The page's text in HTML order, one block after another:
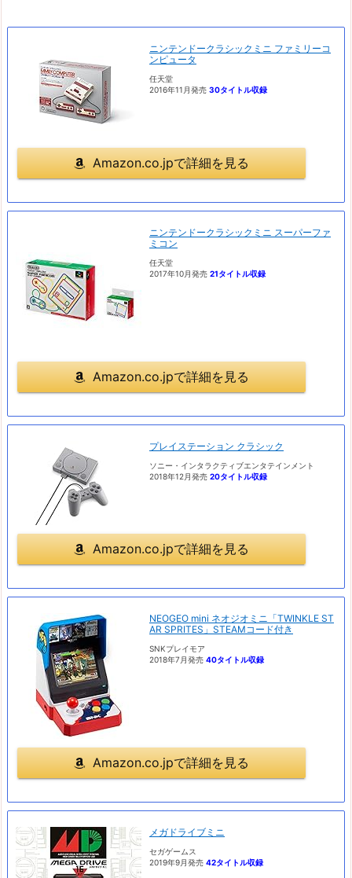
ニンテンドークラシックミニ ファミリーコ
ンピュータ
任天堂
2016年11月発売 30タイトル収録
Amazon.co.jpで詳細を見る
ニンテンドークラシックミニ スーパーファ
ミコン
任天堂
2017年10月発売 21タイトル収録
Amazon.co.jpで詳細を見る
プレイステーション クラシック
ソニー・インタラクティブエンタテインメント
2018年12月発売 20タイトル収録
Amazon.co.jpで詳細を見る
NEOGEO mini ネオジオミニ「TWINKLE ST
AR SPRITES」STEAMコード付き
SNKプレイモア
2018年7月発売 40タイトル収録
Amazon.co.jpで詳細を見る
メガドライブミニ
セガゲームス
2019年9月発売 42タイトル収録